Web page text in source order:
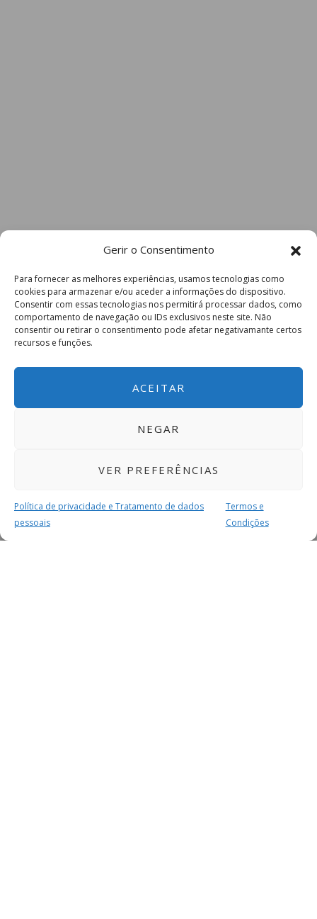
Gerir o Consentimento
Para fornecer as melhores experiências, usamos tecnologias como
cookies para armazenar e/ou aceder a informações do dispositivo.
Consentir com essas tecnologias nos permitirá processar dados, como
comportamento de navegação ou IDs exclusivos neste site. Não
consentir ou retirar o consentimento pode afetar negativamante certos
recursos e funções.
ACEITAR
NEGAR
VER PREFERÊNCIAS
Política de privacidade e Tratamento de dados
pessoais
Termos e
Condições